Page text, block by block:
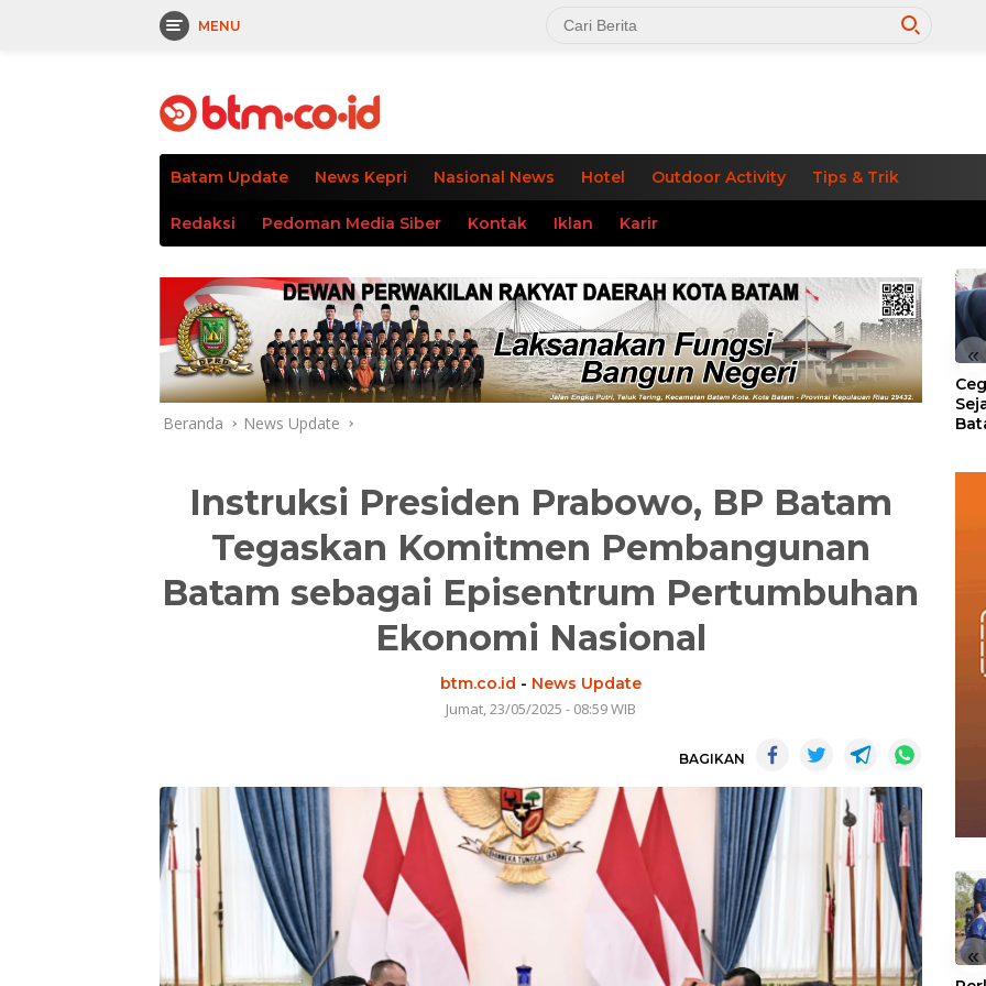
MENU
Batam Update News Kepri Nasional News Hotel Outdoor Activity Tips & Trik
Redaksi Pedoman Media Siber Kontak Iklan Karir
Beranda News Update
Instruksi Presiden Prabowo, BP Batam
Tegaskan Komitmen Pembangunan
Batam sebagai Episentrum Pertumbuhan
Ekonomi Nasional
btm.co.id - News Update
Jumat, 23/05/2025 - 08:59 WIB
BAGIKAN
«
«